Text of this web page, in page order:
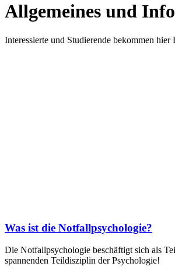
Allgemeines und
Interessierte und Studierende bekommen
Was ist die Notfallpsychologie?
Die Notfallpsychologie beschäftigt sich als
spannenden Teildisziplin der Psychologie!